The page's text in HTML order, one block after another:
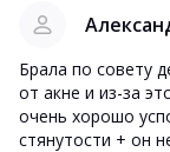
Брала по совету
от акне и из-за
очень хорошо
стянутости + он